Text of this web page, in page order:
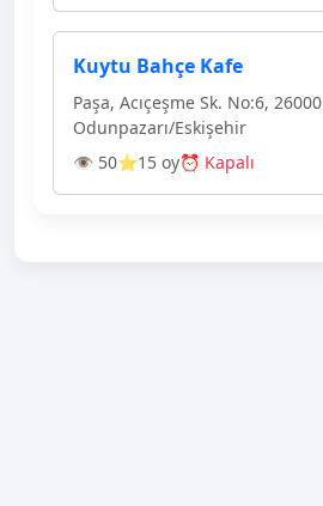
Kuytu Bahçe Kafe
Paşa, Acıçeşme Sk. No:6, 26000
Odunpazarı/Eskişehir
👁 50⭐15 oy⏰ Kapalı